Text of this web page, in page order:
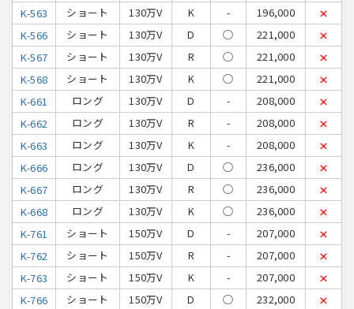
K-563
ショート 130万V K - 196,000
×
K-566
ショート 130万V D ◯ 221,000
×
K-567
ショート 130万V R ◯ 221,000
×
K-568
ショート 130万V K ◯ 221,000
×
K-661
ロング 130万V D - 208,000
×
K-662
ロング 130万V R - 208,000
×
K-663
ロング 130万V K - 208,000
×
K-666
ロング 130万V D ◯ 236,000
×
K-667
ロング 130万V R ◯ 236,000
×
K-668
ロング 130万V K ◯ 236,000
×
K-761
ショート 150万V D - 207,000
×
K-762
ショート 150万V R - 207,000
×
K-763
ショート 150万V K - 207,000
×
K-766
ショート 150万V D ◯ 232,000
×